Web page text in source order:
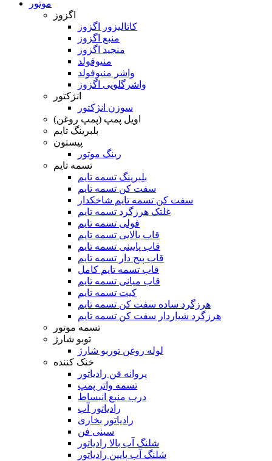
موتور
اگزوز
کاتالیزور اگزوز
منبع اگزوز
منجید اگزوز
منیوفولد
واشر منیوفولد
واشرگلویی اگزوز
انژکتور
سوزن انژکتور
اویل پمپ (پمپ روغن)
بلبرینگ تایم
پیستون
رینگ موتور
تسمه تایم
بلبرینگ تسمه تایم
سفت کن تسمه تایم
سفت کن تسمه تایم شاخکدار
غلتک هرزگرد تسمه تایم
فولی تسمه تایم
قاب بالایی تسمه تایم
قاب پایینی تسمه تایم
قاب پیج دار تسمه تایم
قاب تسمه تایم کامل
قاب میانی تسمه تایم
کیت تسمه تایم
هرزگرد ساده سفت کن تسمه تایم
هرزگرد شیاردار سفت کن تسمه تایم
تسمه موتور
توبو شارژ
لوله روغن توربو شارژ
خنک کننده
پروانه فن رادیاتور
تسمه واتر پمپ
درب منبع انبساط
رادیاتور آب
رادیاتور بخاری
سینی فن
شلنگ آب بالا رادیاتور
شلنگ آب پایین رادیاتور